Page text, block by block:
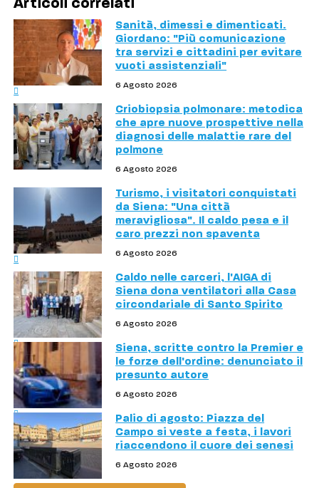
Articoli correlati
Sanità, dimessi e dimenticati.
Giordano: "Più comunicazione
tra servizi e cittadini per evitare
vuoti assistenziali"
6 Agosto 2026
Criobiopsia polmonare: metodica
che apre nuove prospettive nella
diagnosi delle malattie rare del
polmone
6 Agosto 2026
Turismo, i visitatori conquistati
da Siena: "Una città
meravigliosa". Il caldo pesa e il
caro prezzi non spaventa
6 Agosto 2026
Caldo nelle carceri, l'AIGA di
Siena dona ventilatori alla Casa
circondariale di Santo Spirito
6 Agosto 2026
Siena, scritte contro la Premier e
le forze dell'ordine: denunciato il
presunto autore
6 Agosto 2026
Palio di agosto: Piazza del
Campo si veste a festa, i lavori
riaccendono il cuore dei senesi
6 Agosto 2026